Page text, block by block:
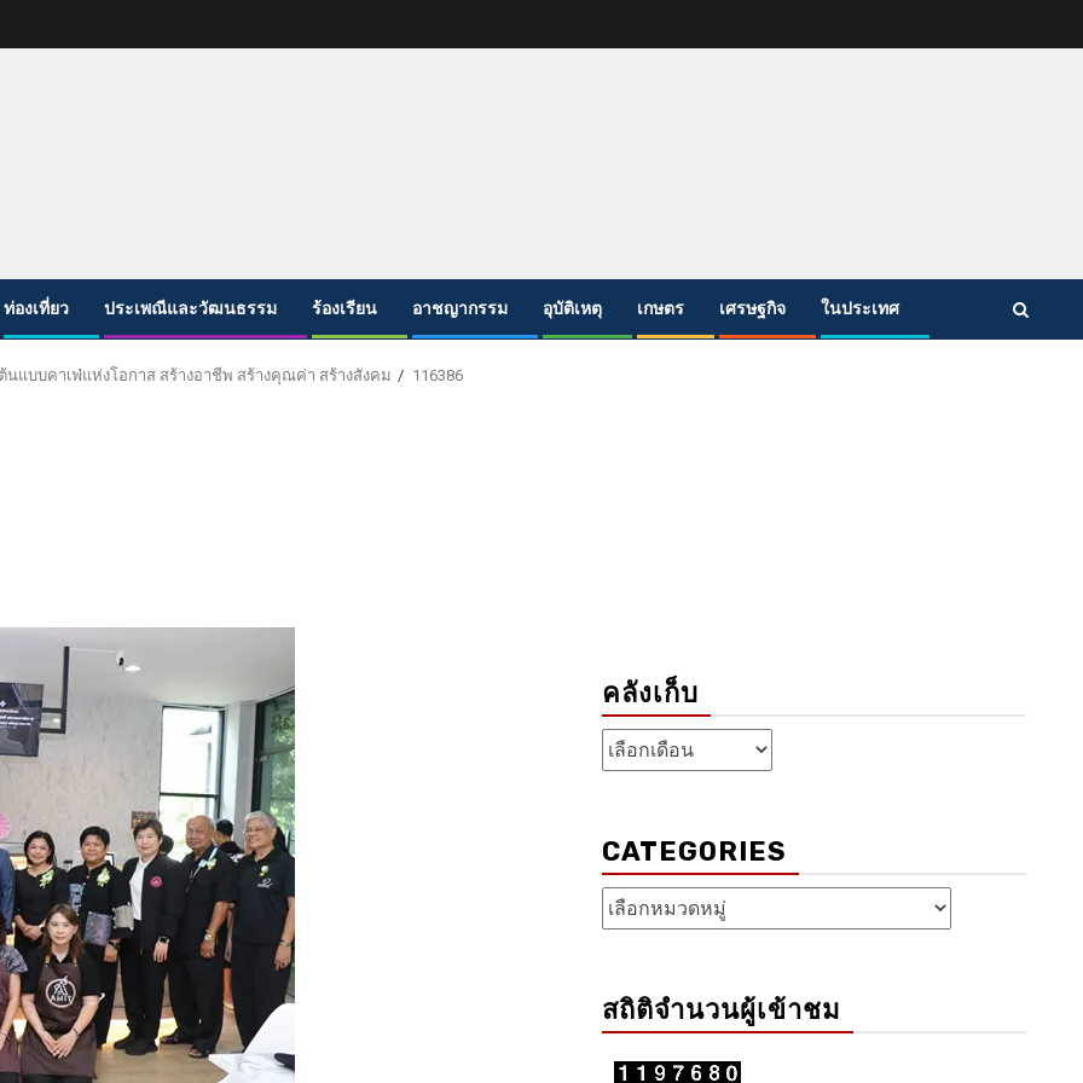
ท่องเที่ยว ประเพณีและวัฒนธรรม ร้องเรียน อาชญากรรม อุบัติเหตุ เกษตร เศรษฐกิจ ในประเทศ
นแบบคาเฟ่แห่งโอกาส สร้างอาชีพ สร้างคุณค่า สร้างสังคม 116386
คลังเก็บ
คลัง
เก็บ
CATEGORIES
Categories
สถิติจำนวนผู้เข้าชม